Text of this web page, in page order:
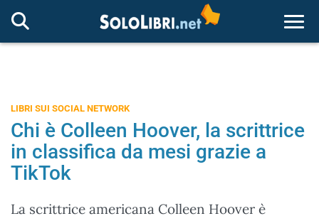
LIBRI SUI SOCIAL NETWORK
Chi è Colleen Hoover, la scrittrice
in classifica da mesi grazie a
TikTok
La scrittrice americana Colleen Hoover è